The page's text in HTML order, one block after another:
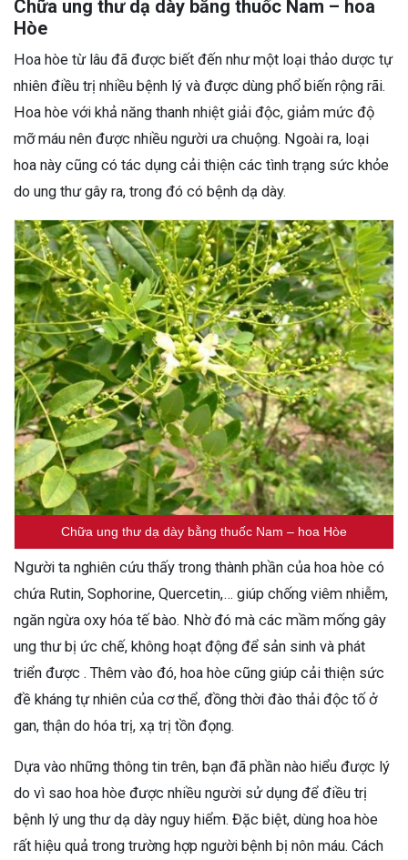
Chữa ung thư dạ dày bằng thuốc Nam – hoa
Hòe
Hoa hòe từ lâu đã được biết đến như một loại thảo dược tự
nhiên điều trị nhiều bệnh lý và được dùng phổ biến rộng rãi.
Hoa hòe với khả năng thanh nhiệt giải độc, giảm mức độ
mỡ máu nên được nhiều người ưa chuộng. Ngoài ra, loại
hoa này cũng có tác dụng cải thiện các tình trạng sức khỏe
do ung thư gây ra, trong đó có bệnh dạ dày.
Chữa ung thư dạ dày bằng thuốc Nam – hoa Hòe
Người ta nghiên cứu thấy trong thành phần của hoa hòe có
chứa Rutin, Sophorine, Quercetin,… giúp chống viêm nhiễm,
ngăn ngừa oxy hóa tế bào. Nhờ đó mà các mầm mống gây
ung thư bị ức chế, không hoạt động để sản sinh và phát
triển được . Thêm vào đó, hoa hòe cũng giúp cải thiện sức
đề kháng tự nhiên của cơ thể, đồng thời đào thải độc tố ở
gan, thận do hóa trị, xạ trị tồn đọng.
Dựa vào những thông tin trên, bạn đã phần nào hiểu được lý
do vì sao hoa hòe được nhiều người sử dụng để điều trị
bệnh lý ung thư dạ dày nguy hiểm. Đặc biệt, dùng hoa hòe
rất hiệu quả trong trường hợp người bệnh bị nôn máu. Cách